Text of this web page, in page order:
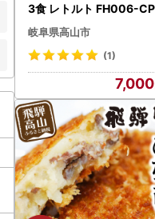
3食 レトルト FH006-CP0
1 FN-Limited-PR
岐阜県高山市
(1)
7,000